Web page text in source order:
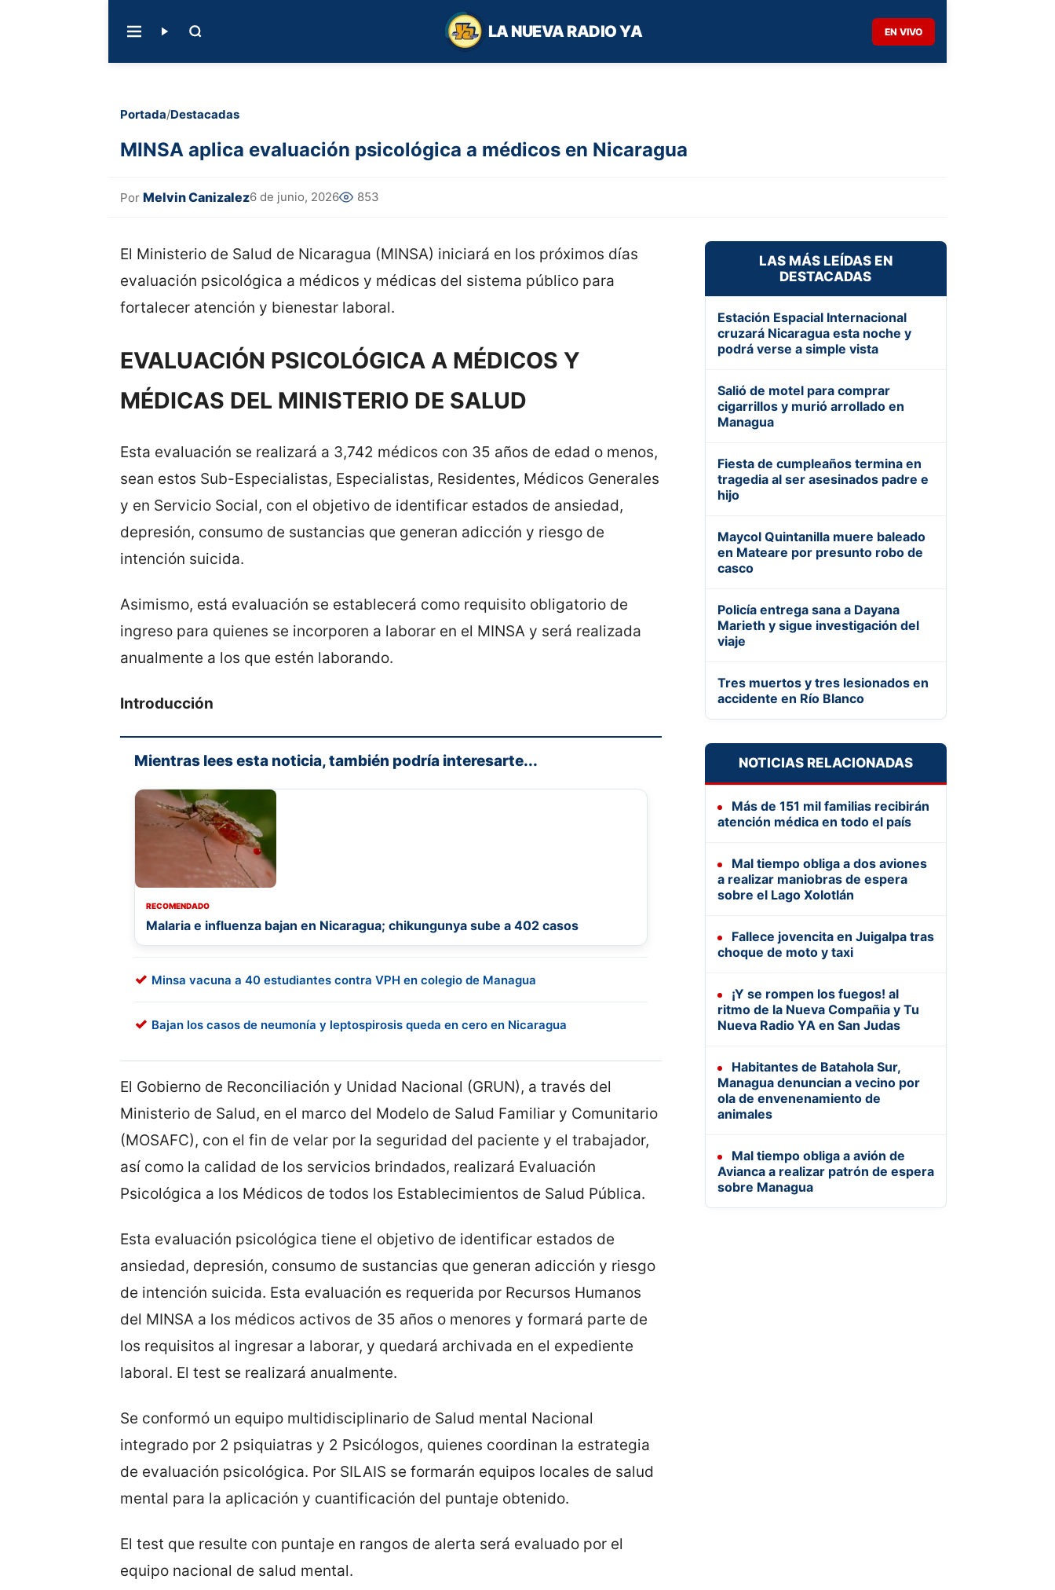
LA NUEVA RADIO YA EN VIVO
Portada/Destacadas
MINSA aplica evaluación psicológica a médicos en Nicaragua
Por Melvin Canizalez6 de junio, 2026 853
El Ministerio de Salud de Nicaragua (MINSA) iniciará en los próximos días
evaluación psicológica a médicos y médicas del sistema público para
fortalecer atención y bienestar laboral.
EVALUACIÓN PSICOLÓGICA A MÉDICOS Y
MÉDICAS DEL MINISTERIO DE SALUD
Esta evaluación se realizará a 3,742 médicos con 35 años de edad o menos,
sean estos Sub-Especialistas, Especialistas, Residentes, Médicos Generales
y en Servicio Social, con el objetivo de identificar estados de ansiedad,
depresión, consumo de sustancias que generan adicción y riesgo de
intención suicida.
Asimismo, está evaluación se establecerá como requisito obligatorio de
ingreso para quienes se incorporen a laborar en el MINSA y será realizada
anualmente a los que estén laborando.
Introducción
Mientras lees esta noticia, también podría interesarte...
RECOMENDADO
Malaria e influenza bajan en Nicaragua; chikungunya sube a 402 casos
Minsa vacuna a 40 estudiantes contra VPH en colegio de Managua
Bajan los casos de neumonía y leptospirosis queda en cero en Nicaragua
El Gobierno de Reconciliación y Unidad Nacional (GRUN), a través del
Ministerio de Salud, en el marco del Modelo de Salud Familiar y Comunitario
(MOSAFC), con el fin de velar por la seguridad del paciente y el trabajador,
así como la calidad de los servicios brindados, realizará Evaluación
Psicológica a los Médicos de todos los Establecimientos de Salud Pública.
Esta evaluación psicológica tiene el objetivo de identificar estados de
ansiedad, depresión, consumo de sustancias que generan adicción y riesgo
de intención suicida. Esta evaluación es requerida por Recursos Humanos
del MINSA a los médicos activos de 35 años o menores y formará parte de
los requisitos al ingresar a laborar, y quedará archivada en el expediente
laboral. El test se realizará anualmente.
Se conformó un equipo multidisciplinario de Salud mental Nacional
integrado por 2 psiquiatras y 2 Psicólogos, quienes coordinan la estrategia
de evaluación psicológica. Por SILAIS se formarán equipos locales de salud
mental para la aplicación y cuantificación del puntaje obtenido.
El test que resulte con puntaje en rangos de alerta será evaluado por el
equipo nacional de salud mental.
LAS MÁS LEÍDAS EN
DESTACADAS
Estación Espacial Internacional
cruzará Nicaragua esta noche y
podrá verse a simple vista
Salió de motel para comprar
cigarrillos y murió arrollado en
Managua
Fiesta de cumpleaños termina en
tragedia al ser asesinados padre e
hijo
Maycol Quintanilla muere baleado
en Mateare por presunto robo de
casco
Policía entrega sana a Dayana
Marieth y sigue investigación del
viaje
Tres muertos y tres lesionados en
accidente en Río Blanco
NOTICIAS RELACIONADAS
Más de 151 mil familias recibirán
atención médica en todo el país
Mal tiempo obliga a dos aviones
a realizar maniobras de espera
sobre el Lago Xolotlán
Fallece jovencita en Juigalpa tras
choque de moto y taxi
¡Y se rompen los fuegos! al
ritmo de la Nueva Compañia y Tu
Nueva Radio YA en San Judas
Habitantes de Batahola Sur,
Managua denuncian a vecino por
ola de envenenamiento de
animales
Mal tiempo obliga a avión de
Avianca a realizar patrón de espera
sobre Managua